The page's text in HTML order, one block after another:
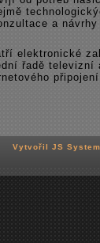
a
elektronické
řadě
Vytvořil JS System